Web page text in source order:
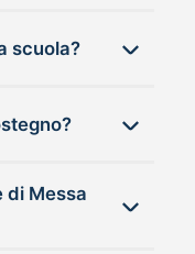
Chi può inviare una MAD a scuola?
di Messa